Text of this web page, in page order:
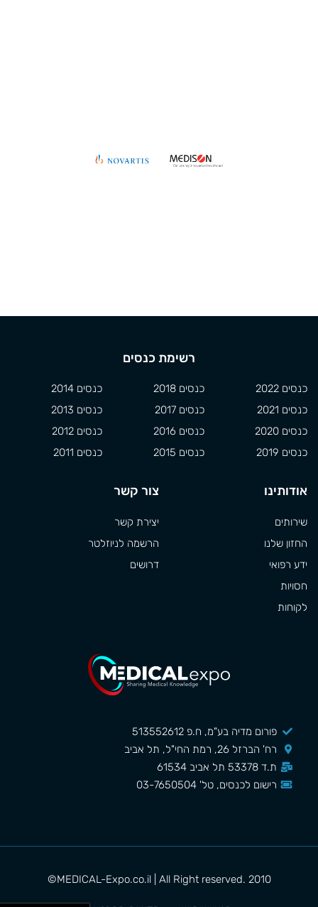
פורום מדיה בע"מ, ח.פ 513552612
רח' הברזל 26, רמת החי"ל, תל אביב
ת.ד 53378 תל אביב 61534
רישום לכנסים, טל' 03-7650504
רשימת כנסים
כנסים 2022
כנסים 2021
כנסים 2020
כנסים 2019
כנסים 2018
כנסים 2017
כנסים 2016
כנסים 2015
כנסים 2014
כנסים 2013
כנסים 2012
כנסים 2011
אודותינו
שירותים
החזון שלנו
ידע רפואי
חסויות
לקוחות
צור קשר
יצירת קשר
הרשמה לניוזלטר
דרושים
MEDICAL-Expo.co.il | All Right reserved. 2010©